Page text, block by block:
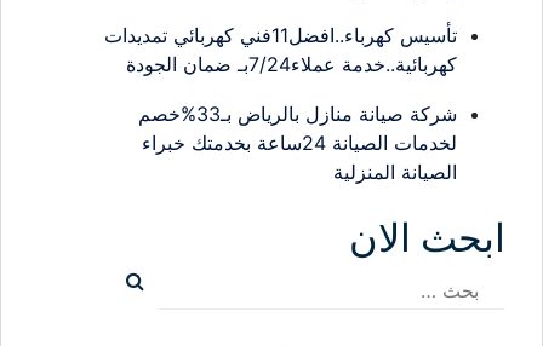
تأسيس كهرباء..افضل11فني كهربائي تمديدات
كهربائية..خدمة عملاء7/24بـ ضمان الجودة
شركة صيانة منازل بالرياض بـ33%خصم
لخدمات الصيانة 24ساعة بخدمتك خبراء
الصيانة المنزلية
ابحث الان
البحث